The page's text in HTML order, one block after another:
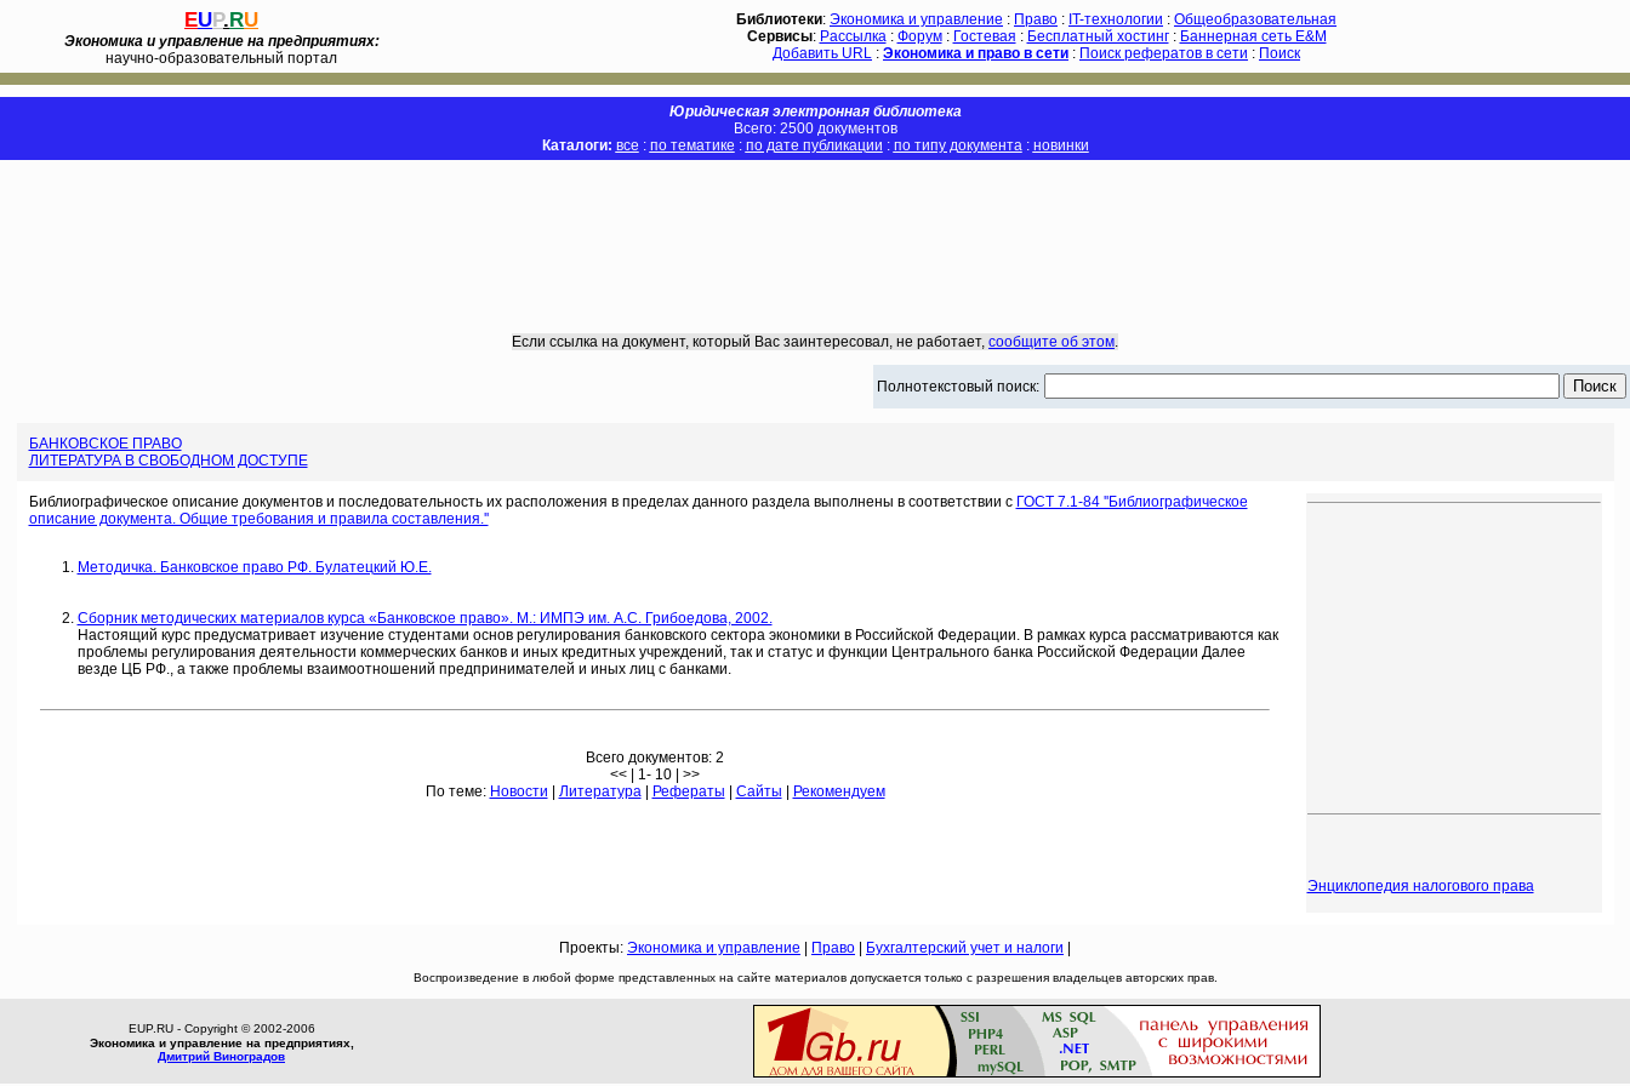
EUP.RU
Экономика и управление на предприятиях:
научно-образовательный портал
Библиотеки: Экономика и управление : Право : IT-технологии : Общеобразовательная
Сервисы: Рассылка: Форум: Гостевая : Бесплатный хостинг: Баннерная сеть E&M
Добавить URL : Экономика и право в сети : Поиск рефератов в сети : Поиск
Юридическая электронная библиотека
Всего: 2500 документов
Каталоги: все : по тематике : по дате публикации : по типу документа: новинки
Если ссылка на документ, который Вас заинтересовал, не работает, сообщите об этом.
Полнотекстовый поиск:
БАНКОВСКОЕ ПРАВО
ЛИТЕРАТУРА В СВОБОДНОМ ДОСТУПЕ
Библиографическое описание документов и последовательность их расположения в пределах данного раздела выполнены в соответствии с ГОСТ 7.1-84 ''Библиографическое
описание документа. Общие требования и правила составления.''
Методичка. Банковское право РФ. Булатецкий Ю.Е.
Сборник методических материалов курса «Банковское право». М.: ИМПЭ им. А.С. Грибоедова, 2002.
Настоящий курс предусматривает изучение студентами основ регулирования банковского сектора экономики в Российской Федерации. В рамках курса рассматриваются как
проблемы регулирования деятельности коммерческих банков и иных кредитных учреждений, так и статус и функции Центрального банка Российской Федерации Далее
везде ЦБ РФ., а также проблемы взаимоотношений предпринимателей и иных лиц с банками.
Всего документов: 2
<< | 1- 10 | >>
По теме: Новости Литература| Рефераты Сайты Рекомендуем
Энциклопедия налогового права
Проекты: Экономика и управление Право Бухгалтерский учет и налоги
Воспроизведение в любой форме представленных на сайте материалов допускается только с разрешения владельцев авторских прав.
EUP.RU - Copyright © 2002-2006
Экономика и управление на предприятиях,
Дмитрий Виноградов